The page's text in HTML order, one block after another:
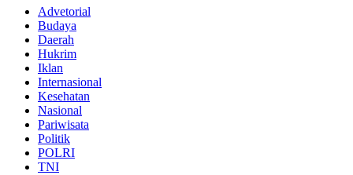
Advetorial
Budaya
Daerah
Hukrim
Iklan
Internasional
Kesehatan
Nasional
Pariwisata
Politik
POLRI
TNI